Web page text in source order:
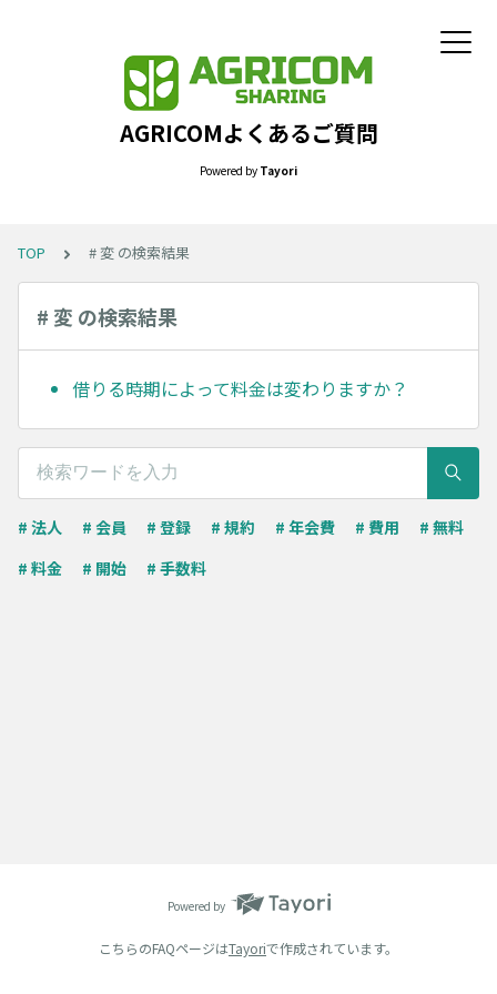
AGRICOMよくあるご質問
Powered by Tayori
TOP # 変 の検索結果
# 変 の検索結果
借りる時期によって料金は変わりますか？
# 法人 # 会員 # 登録 # 規約 # 年会費 # 費用
# 無料
# 料金
# 開始 # 手数料
Powered by
こちらのFAQページはTayoriで作成されています。